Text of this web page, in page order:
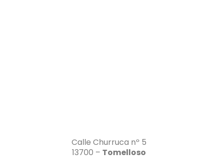
Calle Churruca nº 5
13700 – Tomelloso